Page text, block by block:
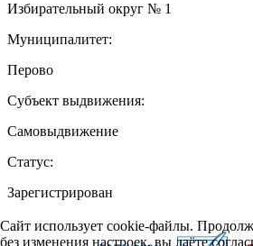
Избирательный округ № 1
Муниципалитет:
Перово
Субъект выдвижения:
Самовыдвижение
Статус:
Зарегистрирован
Сайт использует cookie-файлы.
без изменения настроек, вы даёте